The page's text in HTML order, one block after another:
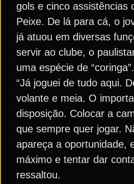
gols e cinco assistências
Peixe. De lá para cá, o
já atuou em diversas
servir ao clube, o
uma espécie de “coringa”.
“Já joguei de tudo aqui.
volante e meia. O
disposição. Colocar a
que sempre quer jogar.
apareça a oportunidade,
máximo e tentar dar
ressaltou.